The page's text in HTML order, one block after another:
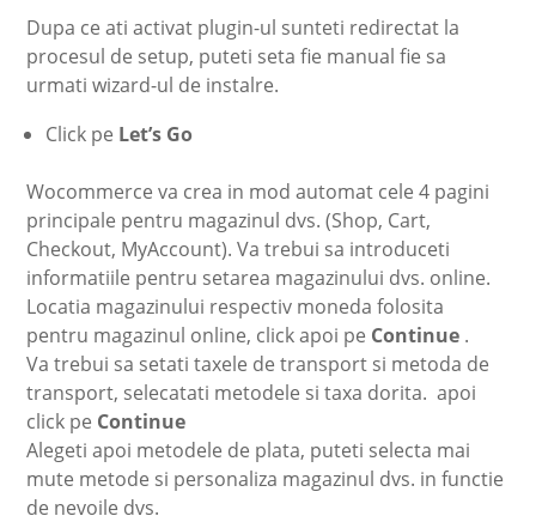
Dupa ce ati activat plugin-ul sunteti redirectat la
procesul de setup, puteti seta fie manual fie sa
urmati wizard-ul de instalre.
Click pe Let’s Go
Wocommerce va crea in mod automat cele 4 pagini
principale pentru magazinul dvs. (Shop, Cart,
Checkout, MyAccount). Va trebui sa introduceti
informatiile pentru setarea magazinului dvs. online.
Locatia magazinului respectiv moneda folosita
pentru magazinul online, click apoi pe Continue .
Va trebui sa setati taxele de transport si metoda de
transport, selecatati metodele si taxa dorita. apoi
click pe Continue
Alegeti apoi metodele de plata, puteti selecta mai
mute metode si personaliza magazinul dvs. in functie
de nevoile dvs.